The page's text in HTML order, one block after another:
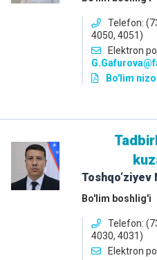
Telefon:
4050, 4051)
Elektron
Bo'lim
Toshqo‘ziyev
Bo'lim boshlig'i
Telefon:
4030, 4031)
Elektron